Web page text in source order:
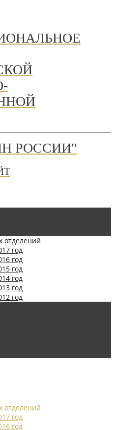
РОССИИ"
отделений
год
год
год
год
год
год
отделений
год
год